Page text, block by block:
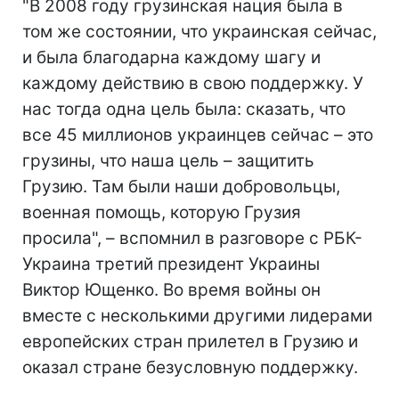
"В 2008 году грузинская нация была в
том же состоянии, что украинская сейчас,
и была благодарна каждому шагу и
каждому действию в свою поддержку. У
нас тогда одна цель была: сказать, что
все 45 миллионов украинцев сейчас – это
грузины, что наша цель – защитить
Грузию. Там были наши добровольцы,
военная помощь, которую Грузия
просила", – вспомнил в разговоре с РБК-
Украина третий президент Украины
Виктор Ющенко. Во время войны он
вместе с несколькими другими лидерами
европейских стран прилетел в Грузию и
оказал стране безусловную поддержку.